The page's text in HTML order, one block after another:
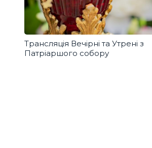
Трансляція Вечірні та Утрені з
Патріаршого собору